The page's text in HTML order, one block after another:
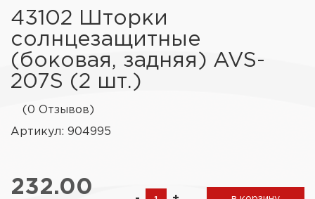
43102 Шторки
солнцезащитные
(боковая, задняя) AVS-
207S (2 шт.)
(0 Отзывов)
Артикул: 904995
232.00